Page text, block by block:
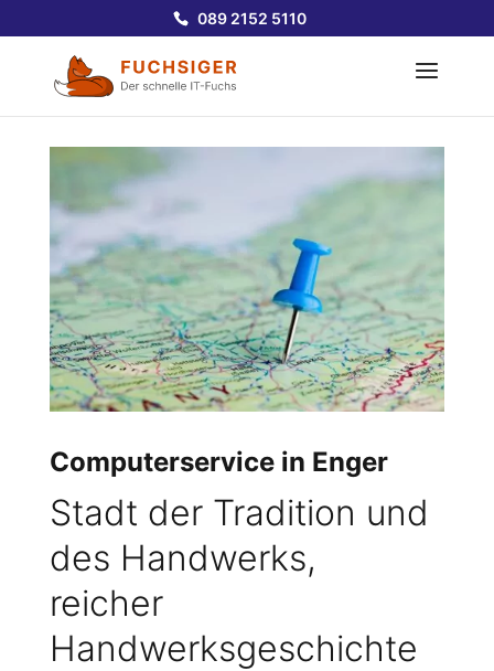
089 2152 5110
Computerservice in Enger
Stadt der Tradition und
des Handwerks,
reicher
Handwerksgeschichte